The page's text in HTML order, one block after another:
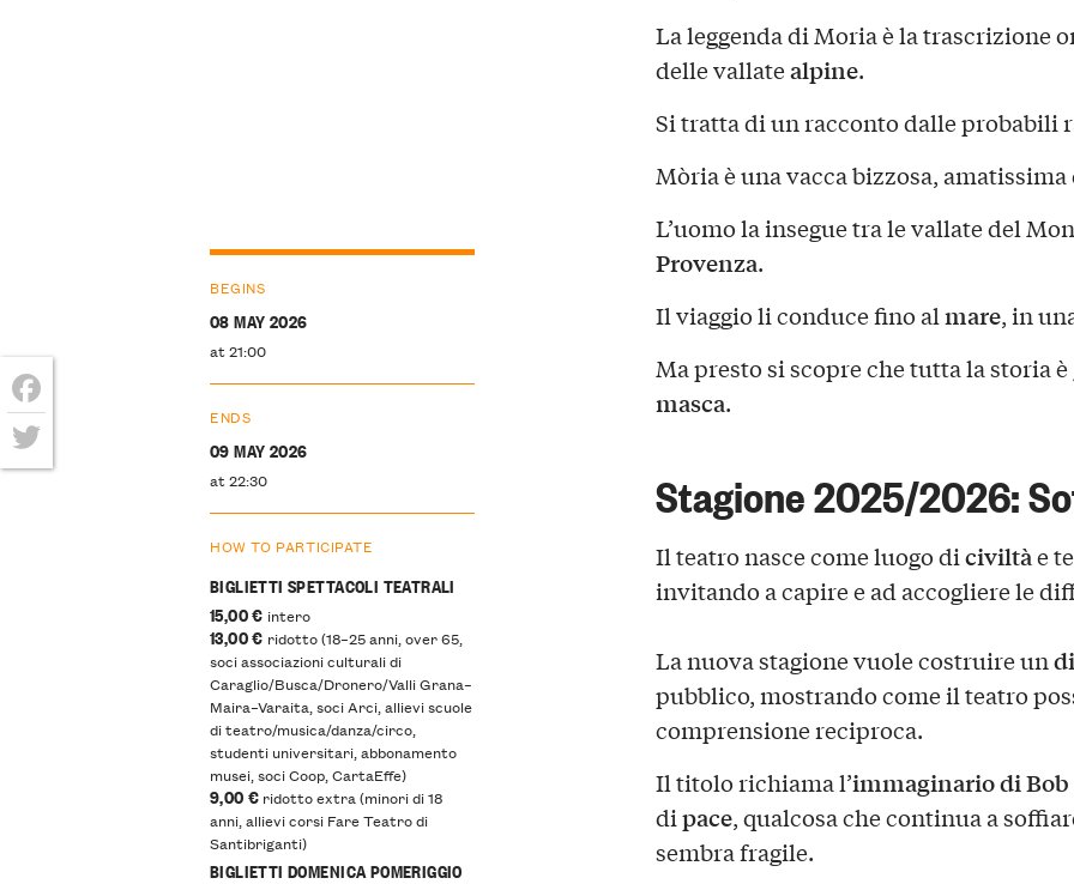
La leggenda di Moria è la trascrizione
delle vallatealpine.
Si tratta di un racconto dalle probabili
Mòria è una vacca bizzosa,
L’uomo la insegue tra le vallate del
Provenza.
Il viaggio li conduce fino almare, in
Ma presto si scopre che tutta la storia
masca.
Stagione 2025/2026:
Il teatro nasce come luogo diciviltàe
invitando a capire e ad accogliere le
La nuova stagione vuole costruire un
pubblico, mostrando come il teatro
comprensione reciproca.
Il titolo richiama l’immaginario di
dipace, qualcosa che continua a
sembra fragile.
BEGINS
08 MAY 2026
at 21:00
ENDS
09 MAY 2026
at 22:30
HOW TO PARTICIPATE
BIGLIETTI SPETTACOLI TEATRALI
15,00 € intero
13,00 € ridotto (18–25 anni, over 65,
soci associazioni culturali di
Caraglio/Busca/Dronero/Valli Grana–
Maira–Varaita, soci Arci, allievi scuole
di teatro/musica/danza/circo,
studenti universitari, abbonamento
musei, soci Coop, CartaEffe)
9,00 € ridotto extra (minori di 18
anni, allievi corsi Fare Teatro di
Santibriganti)
BIGLIETTI DOMENICA POMERIGGIO
Facebook
Twitter